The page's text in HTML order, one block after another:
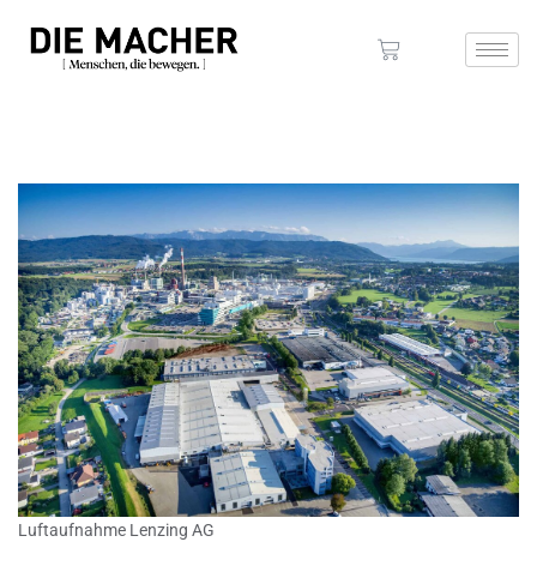
Luftaufnahme Lenzing AG